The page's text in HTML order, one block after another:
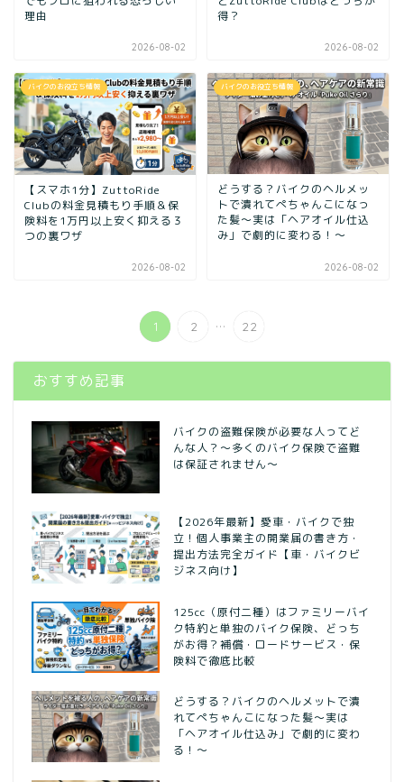
理由
2026-08-02
得？
2026-08-02
バイクのお役立ち情報
【スマホ1分】ZuttoRide
Clubの料金見積もり手順＆保
険料を1万円以上安く抑える３
つの裏ワザ
2026-08-02
バイクのお役立ち情報
どうする？バイクのヘルメッ
トで潰れてぺちゃんこになっ
た髪〜実は「ヘアオイル仕込
み」で劇的に変わる！〜
2026-08-02
1 2 ... 22
おすすめ記事
バイクの盗難保険が必要な人ってど
んな人？～多くのバイク保険で盗難
は保証されません～
【2026年最新】愛車・バイクで独
立！個人事業主の開業届の書き方・
提出方法完全ガイド【車・バイクビ
ジネス向け】
125cc（原付二種）はファミリーバイ
ク特約と単独のバイク保険、どっち
がお得？補償・ロードサービス・保
険料で徹底比較
どうする？バイクのヘルメットで潰
れてぺちゃんこになった髪〜実は
「ヘアオイル仕込み」で劇的に変わ
る！〜